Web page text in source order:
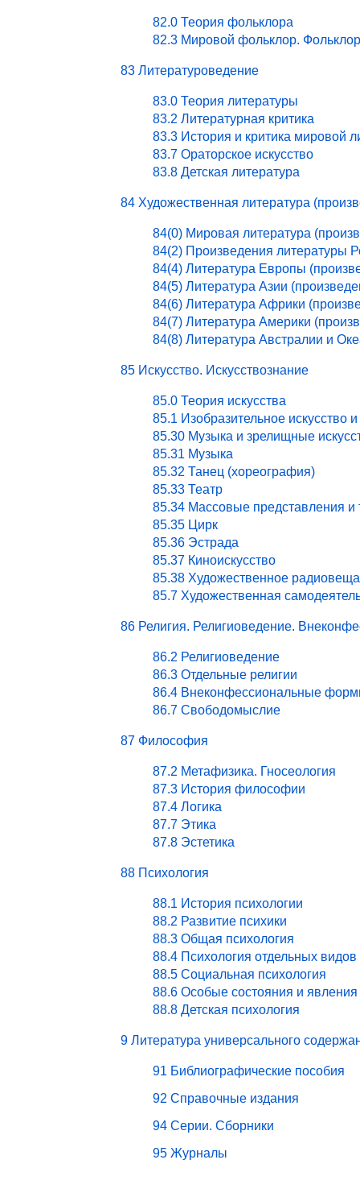
82.0 Теория фольклора
82.3 Мировой фольклор.
83 Литературоведение
83.0 Теория литературы
83.2 Литературная критика
83.3 История и критика мировой
83.7 Ораторское искусство
83.8 Детская литература
84 Художественная литература
84(0) Мировая литература
84(2) Произведения литературы
84(4) Литература Европы
84(5) Литература Азии
84(6) Литература Африки
84(7) Литература Америки
84(8) Литература Австралии и
85 Искусство. Искусствознание
85.0 Теория искусства
85.1 Изобразительное искусство и
85.30 Музыка и зрелищные
85.31 Музыка
85.32 Танец (хореография)
85.33 Театр
85.34 Массовые представления и
85.35 Цирк
85.36 Эстрада
85.37 Киноискусство
85.38 Художественное
85.7 Художественная
86 Религия. Религиоведение.
86.2 Религиоведение
86.3 Отдельные религии
86.4 Внеконфессиональные
86.7 Свободомыслие
87 Философия
87.2 Метафизика. Гносеология
87.3 История философии
87.4 Логика
87.7 Этика
87.8 Эстетика
88 Психология
88.1 История психологии
88.2 Развитие психики
88.3 Общая психология
88.4 Психология отдельных
88.5 Социальная психология
88.6 Особые состояния и явления
88.8 Детская психология
9 Литература универсального
91 Библиографические пособия
92 Справочные издания
94 Серии. Сборники
95 Журналы